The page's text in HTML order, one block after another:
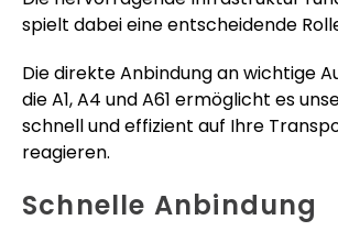
spielt dabei eine entscheidende
Die direkte Anbindung an wichtige
die A1, A4 und A61 ermöglicht es
schnell und effizient auf Ihre
reagieren.
Schnelle Anbindung